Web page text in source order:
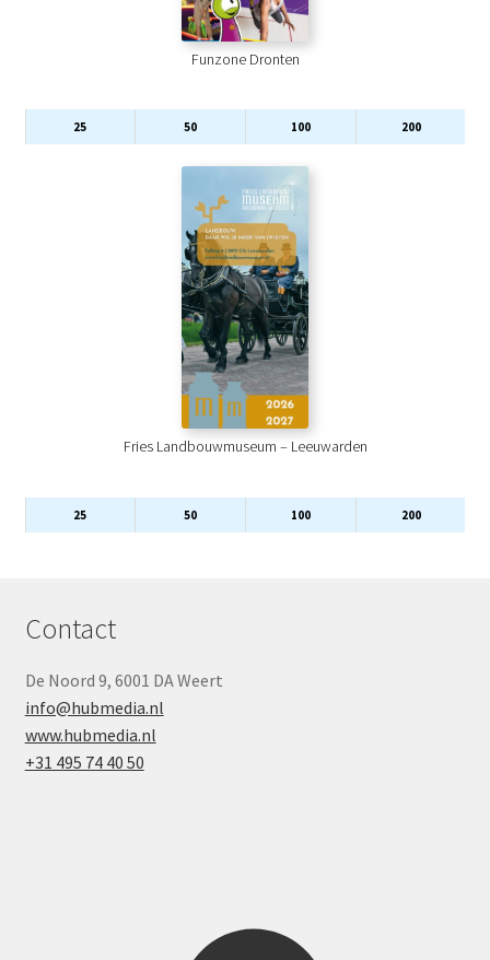
Funzone Dronten
25 50 100 200
Fries Landbouwmuseum – Leeuwarden
25 50 100 200
Contact
De Noord 9, 6001 DA Weert
info@hubmedia.nl
www.hubmedia.nl
+31 495 74 40 50